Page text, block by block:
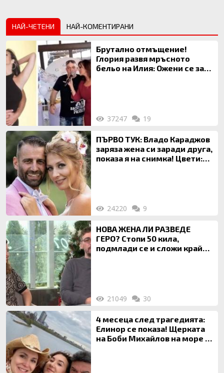
НАЙ-ЧЕТЕНИ НАЙ-КОМЕНТИРАНИ
Брутално отмъщение!
Глория развя мръсното
бельо на Илия: Ожени се за
37247 19
ПЪРВО ТУК: Владо Караджов
заряза жена си заради друга,
показа я на снимка! Цвети:
24220 9
НОВА ЖЕНА ЛИ РАЗВЕДЕ
ГЕРО? Стопи 50 кила,
подмлади се и сложи край
21049 30
4 месеца след трагедията:
Елинор се показа! Щерката
на Боби Михайлов на море с